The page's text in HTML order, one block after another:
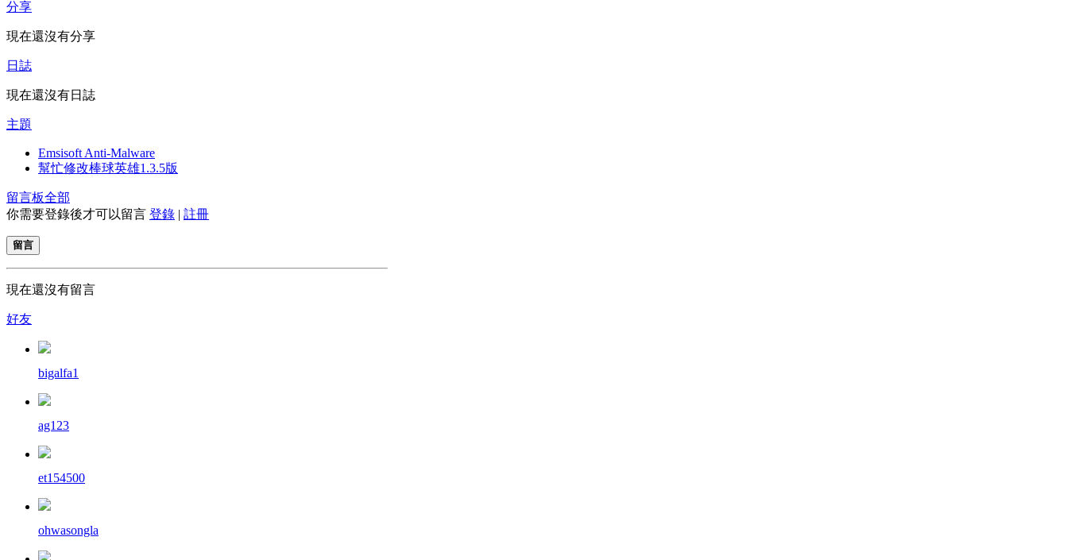
分享
現在還沒有分享
日誌
現在還沒有日誌
主題
Emsisoft Anti-Malware
幫忙修改棒球英雄1.3.5版
留言板全部
你需要登錄後才可以留言 登錄 | 註冊
留言
現在還沒有留言
好友
bigalfa1
ag123
et154500
ohwasongla